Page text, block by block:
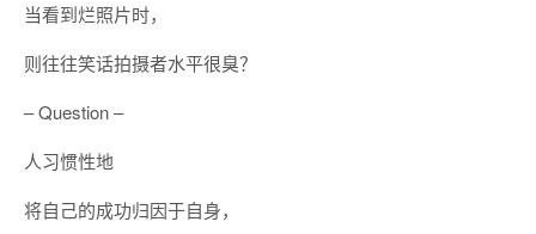
当看到烂照片时，
则往往笑话拍摄者水平很臭？
– Question –
人习惯性地
将自己的成功归因于自身，